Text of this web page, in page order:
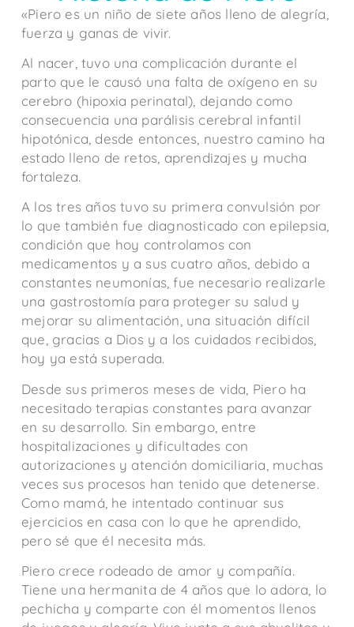
«Piero es un niño de siete años lleno de alegría,
fuerza y ganas de vivir.
Al nacer, tuvo una complicación durante el
parto que le causó una falta de oxígeno en su
cerebro (hipoxia perinatal), dejando como
consecuencia una parálisis cerebral infantil
hipotónica, desde entonces, nuestro camino ha
estado lleno de retos, aprendizajes y mucha
fortaleza.
A los tres años tuvo su primera convulsión por
lo que también fue diagnosticado con epilepsia,
condición que hoy controlamos con
medicamentos y a sus cuatro años, debido a
constantes neumonías, fue necesario realizarle
una gastrostomía para proteger su salud y
mejorar su alimentación, una situación difícil
que, gracias a Dios y a los cuidados recibidos,
hoy ya está superada.
Desde sus primeros meses de vida, Piero ha
necesitado terapias constantes para avanzar
en su desarrollo. Sin embargo, entre
hospitalizaciones y dificultades con
autorizaciones y atención domiciliaria, muchas
veces sus procesos han tenido que detenerse.
Como mamá, he intentado continuar sus
ejercicios en casa con lo que he aprendido,
pero sé que él necesita más.
Piero crece rodeado de amor y compañía.
Tiene una hermanita de 4 años que lo adora, lo
pechicha y comparte con él momentos llenos